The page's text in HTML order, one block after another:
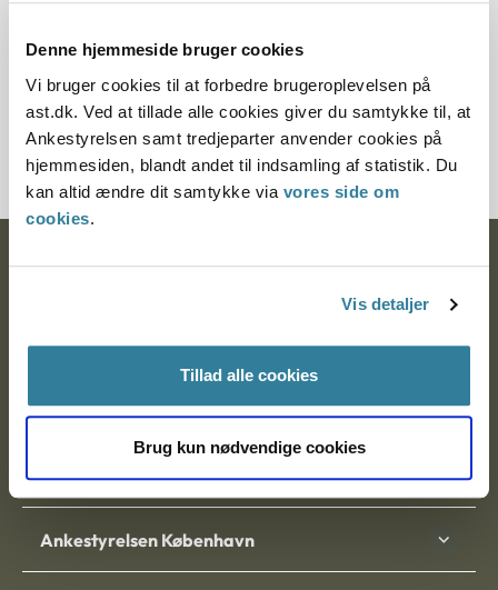
Denne hjemmeside bruger cookies
Vi bruger cookies til at forbedre brugeroplevelsen på
ast.dk. Ved at tillade alle cookies giver du samtykke til, at
Ankestyrelsen samt tredjeparter anvender cookies på
hjemmesiden, blandt andet til indsamling af statistik. Du
kan altid ændre dit samtykke via vores side om
cookies.
Vis detaljer
Tillad alle cookies
Brug kun nødvendige cookies
Journalnummer
12625-82
Ankestyrelsen
Ankestyrelsen Aalborg
Ankestyrelsen København